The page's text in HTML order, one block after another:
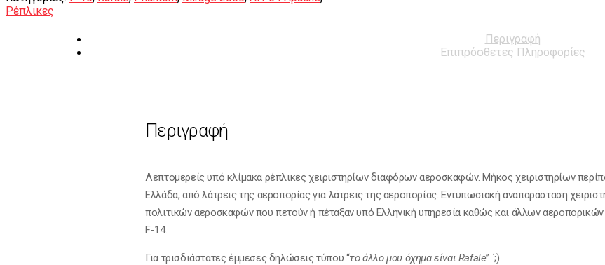
Ρέπλικες
Περιγραφή
Επιπρόσθετες Πληροφορίες
Περιγραφή
Λεπτομερείς υπό κλίμακα ρέπλικες χειριστηρίων διαφόρων αεροσκαφών. Μήκος χειριστηρίων
Ελλάδα, από λάτρεις της αεροπορίας για λάτρεις της αεροπορίας. Εντυπωσιακή αναπαράσταση
πολιτικών αεροσκαφών που πετούν ή πέταξαν υπό Ελληνική υπηρεσία καθώς και άλλων
F-14.
Για τρισδιάστατες έμμεσες δηλώσεις τύπου “το άλλο μου όχημα είναι Rafale” ΄;)